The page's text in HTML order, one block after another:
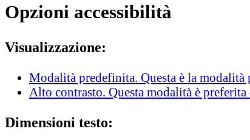
Opzioni accessibilità
Visualizzazione:
Modalità predefinita. Questa è la modalità
Alto contrasto. Questa modalità è
Dimensioni testo: